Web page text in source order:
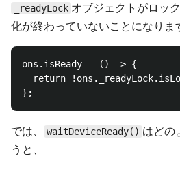
_readyLock オブジェクトがロッ
化が終わっていないことになりま
ons.isReady = () => {
return
では、 waitDeviceReady() はどの
うと、